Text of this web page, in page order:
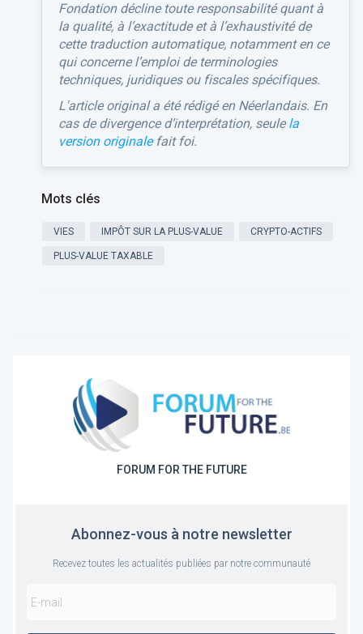
Fondation décline toute responsabilité quant à
la qualité, à l’exactitude et à l’exhaustivité de
cette traduction automatique, notamment en ce
qui concerne l’emploi de terminologies
techniques, juridiques ou fiscales spécifiques.
L'article original a été rédigé en Néerlandais. En
cas de divergence d’interprétation, seulela
version originalefait foi.
Mots clés
VIES IMPÔT SUR LA PLUS-VALUE CRYPTO-ACTIFS
PLUS-VALUE TAXABLE
FORUM FOR THE FUTURE
Abonnez-vous à notre newsletter
Recevez toutes les actualités publiées par notre communauté